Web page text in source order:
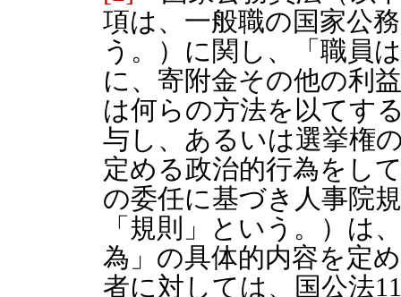
項は、一般職の国家公
う。）に関し、「職員
に、寄附金その他の利
は何らの方法を以てす
与し、あるいは選挙権
定める政治的行為をし
の委任に基づき人事院
「規則」という。）は
為」の具体的内容を定
者に対しては、国公法